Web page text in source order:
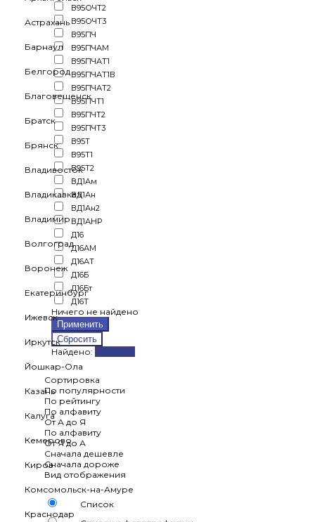
Астрахань
Барнаул
Белгород
Благовещенск
Братск
Брянск
Владивосток
Владикавказ
Владимир
Волгоград
Воронеж
Екатеринбург
Ижевск
Иркутск
Йошкар-Ола
Казань
Калуга
Кемерово
Киров
Комсомольск-на-Амуре
Краснодар
В95ОЧТ2
В95ОЧТ3
В95ПЧ
В95ПЧАМ
В95ПЧАТ1
В95ПЧАТ1В
В95ПЧАТ2
В95ПЧТ1
В95ПЧТ2
В95ПЧТ3
В95Т
В95Т1
В95Т2
ВД1Ам
ВД1Ан
ВД1Ан2
ВД1АНР
Д16
Д16АМ
Д16АТ
Д16Б
Д16Бт
Д16Т
Ничего не найдено
Найдено:
Сортировка
По популярности
По рейтингу
По алфавиту
От А до Я
По алфавиту
От Я до А
Сначала дешевле
Сначала дороже
Вид отображения
Список